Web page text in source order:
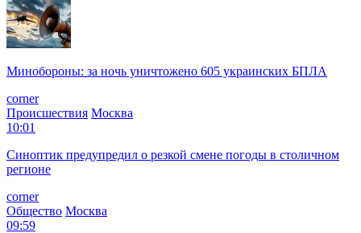
Минобороны: за ночь уничтожено 605 украинских БПЛА
corner
Происшествия Москва
10:01
Синоптик предупредил о резкой смене погоды в столичном
регионе
corner
Общество Москва
09:59